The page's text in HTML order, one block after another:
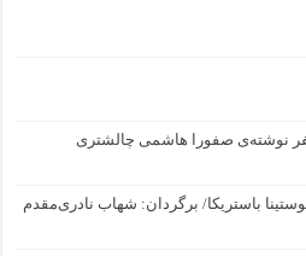
نوشته‌ی صفورا هاشمی چالشتری
باستریکا/ برگردان: شهاب نادری‌مقدم